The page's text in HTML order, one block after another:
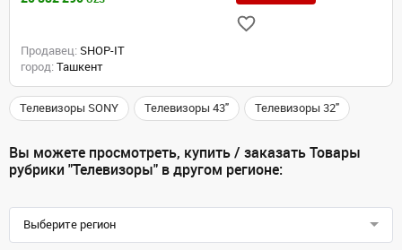
Продавец: SHOP-IT
город: Ташкент
Телевизоры SONY Телевизоры 43" Телевизоры 32"
Вы можете просмотреть, купить / заказать Товары
рубрики "Телевизоры" в другом регионе:
Выберите регион